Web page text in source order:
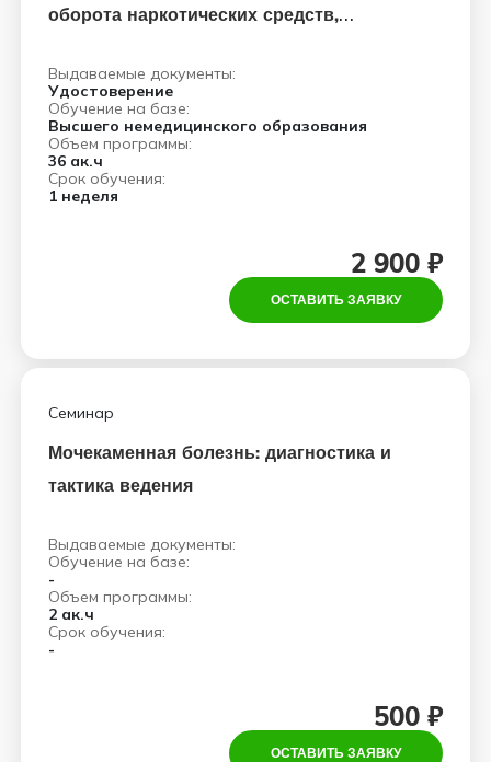
оборота наркотических средств,
прекурсоров
Выдаваемые документы:
Удостоверение
Обучение на базе:
Высшего немедицинского образования
Объем программы:
36 ак.ч
Срок обучения:
1 неделя
2 900 ₽
ОСТАВИТЬ ЗАЯВКУ
Семинар
Мочекаменная болезнь: диагностика и
тактика ведения
Выдаваемые документы:
Обучение на базе:
-
Объем программы:
2 ак.ч
Срок обучения:
-
500 ₽
ОСТАВИТЬ ЗАЯВКУ